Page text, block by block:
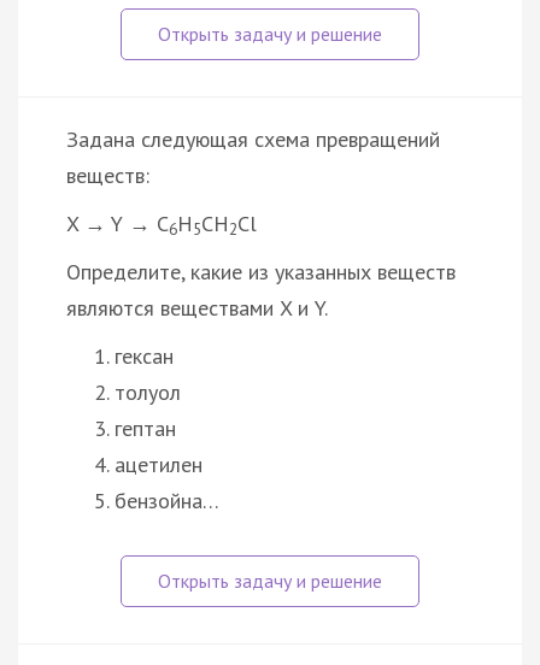
Задана следующая схема превращений
веществ:
X → Y → C6H5CH2Cl
Определите, какие из указанных веществ
являются веществами X и Y.
гексан
толуол
гептан
ацетилен
бензойна…